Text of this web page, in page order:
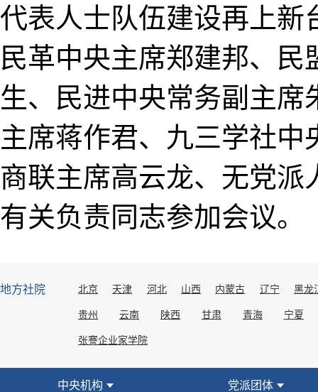
代表人士队伍建设再上新
民革中央主席郑建邦、
生、民进中央常务副主
主席蒋作君、九三学社
商联主席高云龙、无党
有关负责同志参加会议。
地方社院 北京 天津 河北 山西 内蒙古 辽宁 黑龙
贵州 云南 陕西 甘肃 青海 宁夏
张謇企业家学院
中央机构 党派团体